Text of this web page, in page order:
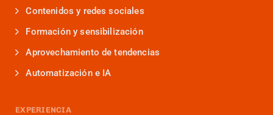
Contenidos y redes sociales
Formación y sensibilización
Aprovechamiento de tendencias
Automatización e IA
EXPERIENCIA